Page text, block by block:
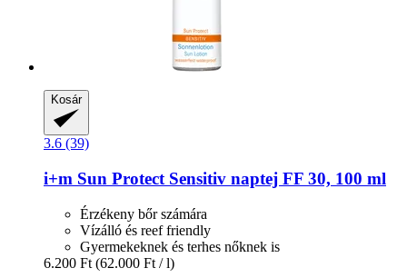
Kosár
3.6 (39)
i+m Sun Protect Sensitiv naptej FF 30, 100 ml
Érzékeny bőr számára
Vízálló és reef friendly
Gyermekeknek és terhes nőknek is
6.200 Ft (62.000 Ft / l)